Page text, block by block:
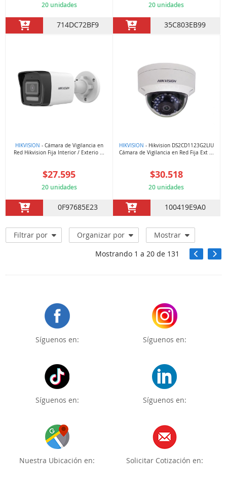
20 unidades
714DC72BF9
20 unidades
35C803EB99
HIKVISION - Cámara de Vigilancia en
Red Hikvision Fija Interior / Exterio ...
$27.595
20 unidades
0F97685E23
HIKVISION - Hikvision DS2CD1123G2LIU
Cámara de Vigilancia en Red Fija Ext ...
$30.518
20 unidades
100419E9A0
Filtrar por Organizar por
Mostrar
Mostrando 1 a 20de 131
Síguenos en: Síguenos en:
Síguenos en: Síguenos en:
Nuestra Ubicación en: Solicitar Cotización en: